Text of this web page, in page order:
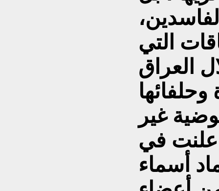
التي
العراق
غير
أعلنت في
أسماء